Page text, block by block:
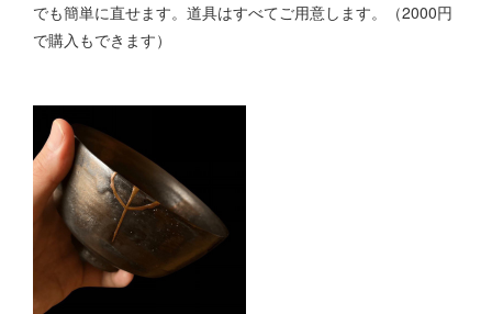
でも簡単に直せます。道具はすべてご用意します。（2000円
で購入もできます）